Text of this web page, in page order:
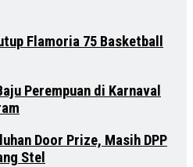
Flamoria 75 Basketball
Perempuan di Karnaval
Door Prize, Masih DPP
Stel